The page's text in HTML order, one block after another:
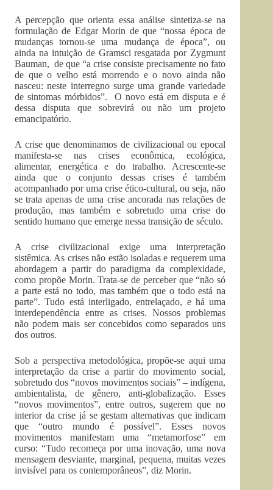
A percepção que orienta essa análise sintetiza-se na
formulação de Edgar Morin de que “nossa época de
mudanças tornou-se uma mudança de época”, ou
ainda na intuição de Gramsci resgatada por Zygmunt
Bauman, de que “a crise consiste precisamente no fato
de que o velho está morrendo e o novo ainda não
nasceu: neste interregno surge uma grande variedade
de sintomas mórbidos”. O novo está em disputa e é
dessa disputa que sobrevirá ou não um projeto
emancipatório.
A crise que denominamos de civilizacional ou epocal
manifesta-se nas crises econômica, ecológica,
alimentar, energética e do trabalho. Acrescente-se
ainda que o conjunto dessas crises é também
acompanhado por uma crise ético-cultural, ou seja, não
se trata apenas de uma crise ancorada nas relações de
produção, mas também e sobretudo uma crise do
sentido humano que emerge nessa transição de século.
A crise civilizacional exige uma interpretação
sistêmica. As crises não estão isoladas e requerem uma
abordagem a partir do paradigma da complexidade,
como propõe Morin. Trata-se de perceber que “não só
a parte está no todo, mas também que o todo está na
parte”. Tudo está interligado, entrelaçado, e há uma
interdependência entre as crises. Nossos problemas
não podem mais ser concebidos como separados uns
dos outros.
Sob a perspectiva metodológica, propõe-se aqui uma
interpretação da crise a partir do movimento social,
sobretudo dos “novos movimentos sociais” – indígena,
ambientalista, de gênero, anti-globalização. Esses
“novos movimentos”, entre outros, sugerem que no
interior da crise já se gestam alternativas que indicam
que “outro mundo é possível”. Esses novos
movimentos manifestam uma “metamorfose” em
curso: “Tudo recomeça por uma inovação, uma nova
mensagem desviante, marginal, pequena, muitas vezes
invisível para os contemporâneos”, diz Morin.